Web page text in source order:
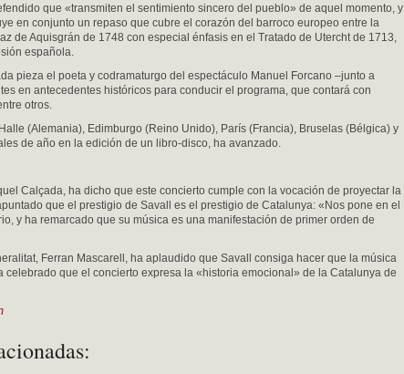
que «transmiten el sentimiento sincero del pueblo» de aquel momento, y
en conjunto un repaso que cubre el corazón del barroco europeo entre la
de Aquisgrán de 1748 con especial énfasis en el Tratado de Utercht de 1713,
española.
pieza el poeta y codramaturgo del espectáculo Manuel Forcano –junto a
en antecedentes históricos para conducir el programa, que contará con
otros.
(Alemania), Edimburgo (Reino Unido), París (Francia), Bruselas (Bélgica) y
de año en la edición de un libro-disco, ha avanzado.
Calçada, ha dicho que este concierto cumple con la vocación de proyectar la
que el prestigio de Savall es el prestigio de Catalunya: «Nos pone en el
y ha remarcado que su música es una manifestación de primer orden de
Ferran Mascarell, ha aplaudido que Savall consiga hacer que la música
celebrado que el concierto expresa la «historia emocional» de la Catalunya de